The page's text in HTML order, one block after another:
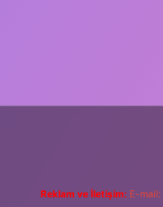
Reklam ve İletişim: E-mail: